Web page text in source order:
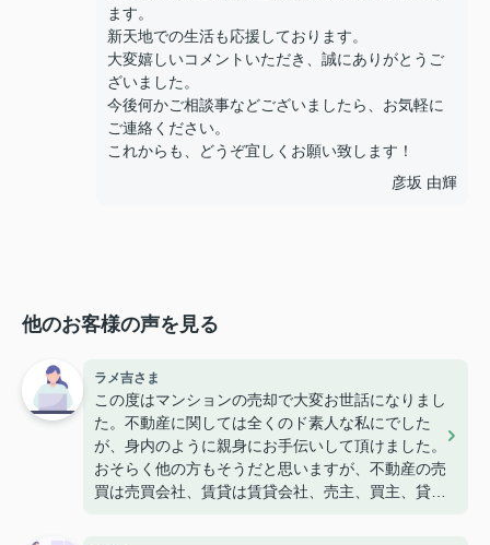
ます。
新天地での生活も応援しております。
大変嬉しいコメントいただき、誠にありがとうご
ざいました。
今後何かご相談事などございましたら、お気軽に
ご連絡ください。
これからも、どうぞ宜しくお願い致します！
彦坂 由輝
他のお客様の声を見る
ラメ吉さま
この度はマンションの売却で大変お世話になりまし
た。不動産に関しては全くのド素人な私にでした
が、身内のように親身にお手伝いして頂けました。
おそらく他の方もそうだと思いますが、不動産の売
買は売買会社、賃貸は賃貸会社、売主、買主、貸